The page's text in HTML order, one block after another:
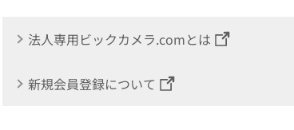
法人専用ビックカメラ.comとは
新規会員登録について